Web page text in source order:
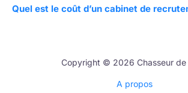
Quel est le coût d’un cabinet de
Copyright © 2026 Chasseur de
A propos